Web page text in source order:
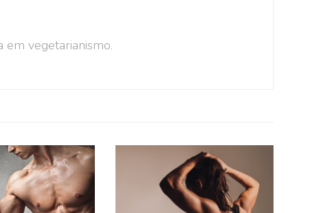
em vegetarianismo.